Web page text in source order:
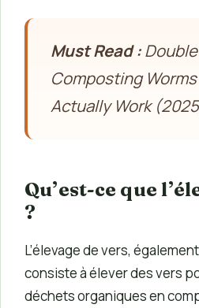
Must Read :Double
Composting
Actually Work
Qu’est-ce que
?
L’élevage de vers,
consiste à élever des vers
déchets organiques en